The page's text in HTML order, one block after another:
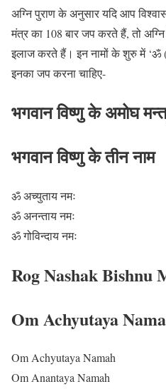
अग्नि पुराण के अनुसार यदि आप
मंत्र का 108 बार जप करते हैं, तो
इलाज करते हैं। इन नामों के शुरु में ‘ॐ
इनका जप करना चाहिए-
भगवान विष्णु के अमोघ
भगवान विष्णु के तीन नाम
ॐ अच्युताय नमः
ॐ अनन्ताय नमः
ॐ गोविन्दाय नमः
Rog Nashak Bishnu
Om Achyutaya
Om Achyutaya Namah
Om Anantaya Namah